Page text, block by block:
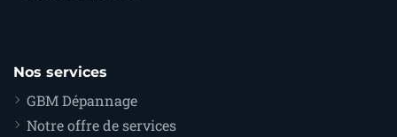
Nos services
GBM Dépannage
Notre offre de services